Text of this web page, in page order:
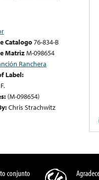
Catalogo76-834-B
MatrizM-098654
Ranchera
Label:
(M-098654)
Chris Strachwitz
conjunto